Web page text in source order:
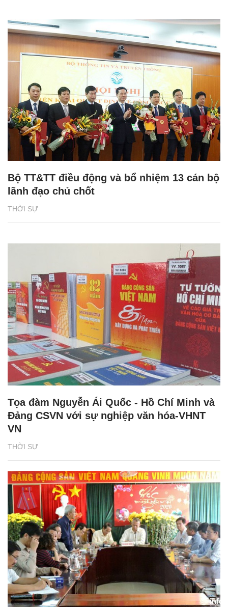
THỜI SỰ
Bộ TT&TT điều động và bổ nhiệm 13 cán bộ
lãnh đạo chủ chốt
THỜI SỰ
Tọa đàm Nguyễn Ái Quốc - Hồ Chí Minh và
Đảng CSVN với sự nghiệp văn hóa-VHNT
VN